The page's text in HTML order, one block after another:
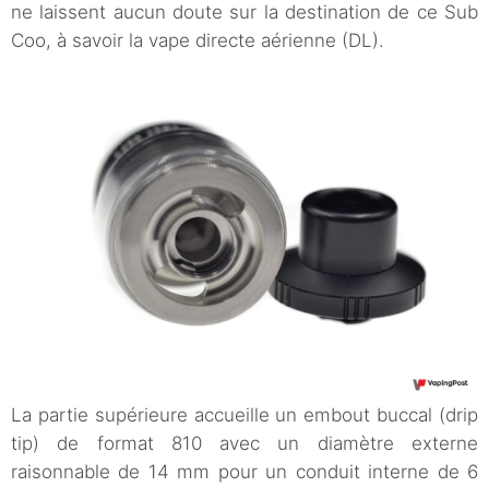
ne laissent aucun doute sur la destination de ce Sub
Coo, à savoir la vape directe aérienne (DL).
La partie supérieure accueille un embout buccal (drip
tip) de format 810 avec un diamètre externe
raisonnable de 14 mm pour un conduit interne de 6